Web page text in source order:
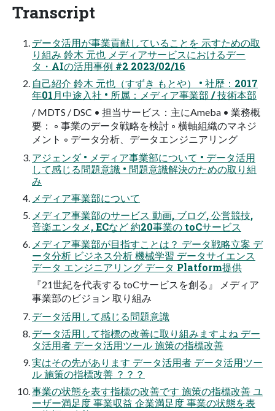
Transcript
データ活用が事業貢献していることを 示すための取
り組み 鈴木 元也 メディアサービスにおけるデー
タ・AIの活用事例 #2 2023/02/16
自己紹介 鈴木 元也（すずき もとや） • 社歴：2017
年01月中途入社 • 所属：メディア事業部 / 技術本部
/ MDTS / DSC • 担当サービス：主にAmeba • 業務概
要： ◦ 事業のデータ戦略を検討 ◦ 横軸組織のマネジ
メント ◦ データ分析、データエンジニアリング
アジェンダ • メディア事業部について • データ活用
して感じる問題意識 • 問題意識解決のための取り組
み
メディア事業部について
メディア事業部のサービス 動画, ブログ, 公営競技,
音楽エンタメ, ECなど 約20事業の toCサービス
メディア事業部が目指すことは？ データ戦略立案 デ
ータ分析 ビジネス分析 機械学習 データサイエンス
データ エンジニアリング データ Platform提供
『21世紀を代表する toCサービスを創る』 メディア
事業部のビジョン 取り組み
データ活用して感じる問題意識
データ活用して指標の改善に取り組みますよね デー
タ活用者 データ活用ツール 施策の指標改善
実はその先があります データ活用者 データ活用ツー
ル 施策の指標改善 ？？？
事業の状態を表す指標の改善です 施策の指標改善 ユ
ーザー満足度 事業収益 企業満足度 事業の状態を表